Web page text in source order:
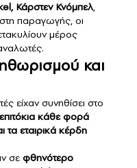
Κάρστεν Κνόμπελ,
παραγωγής, οι
μέρος
και
είχαν συνηθίσει στο
κάθε φορά
τα εταιρικά κέρδη
σεφθηνότερο